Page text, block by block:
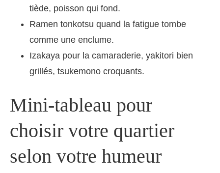
tiède, poisson qui fond.
Ramen tonkotsu quand la fatigue tombe
comme une enclume.
Izakaya pour la camaraderie, yakitori bien
grillés, tsukemono croquants.
Mini-tableau pour
choisir votre quartier
selon votre humeur